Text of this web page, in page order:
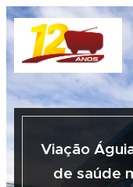
Viação
de saúde